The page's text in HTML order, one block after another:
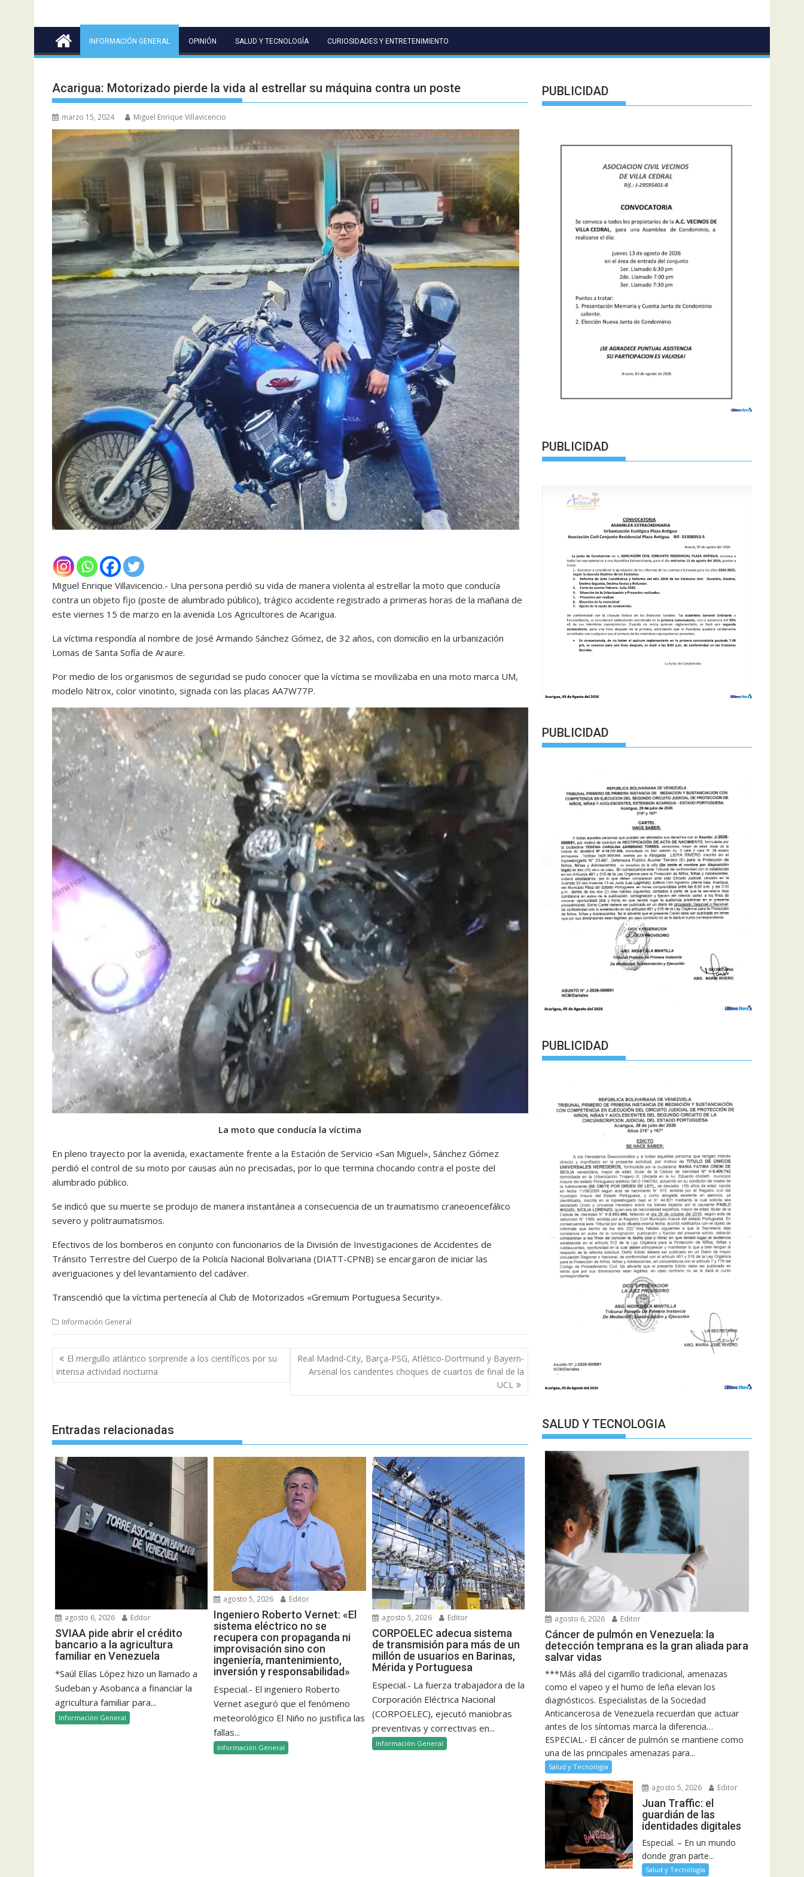
INFORMACIÓN GENERAL OPINIÓN SALUD Y TECNOLOGÍA CURIOSIDADES Y ENTRETENIMIENTO
Acarigua: Motorizado pierde la vida al estrellar su máquina contra un poste
marzo 15, 2024 Miguel Enrique Villavicencio
Miguel Enrique Villavicencio.- Una persona perdió su vida de manera violenta al estrellar la moto que conducía
contra un objeto fijo (poste de alumbrado público), trágico accidente registrado a primeras horas de la mañana de
este viernes 15 de marzo en la avenida Los Agricultores de Acarigua.
La víctima respondía al nombre de José Armando Sánchez Gómez, de 32 años, con domicilio en la urbanización
Lomas de Santa Sofía de Araure.
Por medio de los organismos de seguridad se pudo conocer que la víctima se movilizaba en una moto marca UM,
modelo Nitrox, color vinotinto, signada con las placas AA7W77P.
La moto que conducía la víctima
En pleno trayecto por la avenida, exactamente frente a la Estación de Servicio «San Miguel», Sánchez Gómez
perdió el control de su moto por causas aún no precisadas, por lo que termina chocando contra el poste del
alumbrado público.
Se indicó que su muerte se produjo de manera instantánea a consecuencia de un traumatismo craneoencefálico
severo y politraumatismos.
Efectivos de los bomberos en conjunto con funcionarios de la División de Investigaciones de Accidentes de
Tránsito Terrestre del Cuerpo de la Policía Nacional Bolivariana (DIATT-CPNB) se encargaron de iniciar las
averiguaciones y del levantamiento del cadáver.
Transcendió que la víctima pertenecía al Club de Motorizados «Gremium Portuguesa Security».
Información General
Navegación
de
entradas
El mergullo atlántico sorprende a los científicos por su
intensa actividad nocturna
Real Madrid-City, Barça-PSG, Atlético-Dortmund y Bayern-
Arsenal los candentes choques de cuartos de final de la
UCL
Entradas relacionadas
agosto 6, 2026 Editor
SVIAA pide abrir el crédito
bancario a la agricultura
familiar en Venezuela
*Saúl Elías López hizo un llamado a
Sudeban y Asobanca a financiar la
agricultura familiar para...
Información General
agosto 5, 2026 Editor
Ingeniero Roberto Vernet: «El
sistema eléctrico no se
recupera con propaganda ni
improvisación sino con
ingeniería, mantenimiento,
inversión y responsabilidad»
Especial.- El ingeniero Roberto
Vernet aseguró que el fenómeno
meteorológico El Niño no justifica las
fallas...
Información General
agosto 5, 2026 Editor
CORPOELEC adecua sistema
de transmisión para más de un
millón de usuarios en Barinas,
Mérida y Portuguesa
Especial.- La fuerza trabajadora de la
Corporación Eléctrica Nacional
(CORPOELEC), ejecutó maniobras
preventivas y correctivas en...
Información General
PUBLICIDAD
PUBLICIDAD
PUBLICIDAD
PUBLICIDAD
SALUD Y TECNOLOGIA
agosto 6, 2026 Editor
Cáncer de pulmón en Venezuela: la
detección temprana es la gran aliada para
salvar vidas
***Más allá del cigarrillo tradicional, amenazas
como el vapeo y el humo de leña elevan los
diagnósticos. Especialistas de la Sociedad
Anticancerosa de Venezuela recuerdan que actuar
antes de los síntomas marca la diferencia…
ESPECIAL.- El cáncer de pulmón se mantiene como
una de las principales amenazas para...
Salud y Tecnología
agosto 5, 2026 Editor
Juan Traffic: el
guardián de las
identidades digitales
Especial. – En un mundo
donde gran parte...
Salud y Tecnología